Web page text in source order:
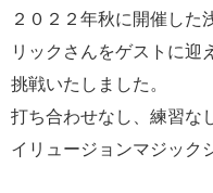
２０２２年秋に開催した
リックさんをゲストに迎
挑戦いたしました。
打ち合わせなし、練習な
イリュージョンマジック